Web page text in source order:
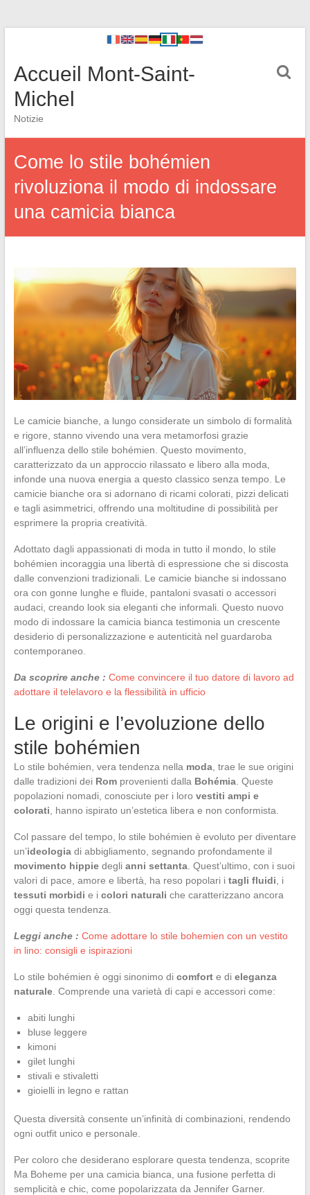
Accueil Mont-Saint-
Michel
Notizie
Come lo stile bohémien
rivoluziona il modo di indossare
una camicia bianca
Le camicie bianche, a lungo considerate un simbolo di formalità
e rigore, stanno vivendo una vera metamorfosi grazie
all’influenza dello stile bohémien. Questo movimento,
caratterizzato da un approccio rilassato e libero alla moda,
infonde una nuova energia a questo classico senza tempo. Le
camicie bianche ora si adornano di ricami colorati, pizzi delicati
e tagli asimmetrici, offrendo una moltitudine di possibilità per
esprimere la propria creatività.
Adottato dagli appassionati di moda in tutto il mondo, lo stile
bohémien incoraggia una libertà di espressione che si discosta
dalle convenzioni tradizionali. Le camicie bianche si indossano
ora con gonne lunghe e fluide, pantaloni svasati o accessori
audaci, creando look sia eleganti che informali. Questo nuovo
modo di indossare la camicia bianca testimonia un crescente
desiderio di personalizzazione e autenticità nel guardaroba
contemporaneo.
Da scoprire anche : Come convincere il tuo datore di lavoro ad
adottare il telelavoro e la flessibilità in ufficio
Le origini e l’evoluzione dello
stile bohémien
Lo stile bohémien, vera tendenza nella moda, trae le sue origini
dalle tradizioni dei Romprovenienti dalla Bohémia. Queste
popolazioni nomadi, conosciute per i loro vestiti ampi e
colorati , hanno ispirato un’estetica libera e non conformista.
Col passare del tempo, lo stile bohémien è evoluto per diventare
un’ideologiadi abbigliamento, segnando profondamente il
movimento hippiedegli anni settanta. Quest’ultimo, con i suoi
valori di pace, amore e libertà, ha reso popolari i tagli fluidi , i
tessuti morbidi e i colori naturali che caratterizzano ancora
oggi questa tendenza.
Leggi anche : Come adottare lo stile bohemien con un vestito
in lino: consigli e ispirazioni
Lo stile bohémien è oggi sinonimo di comforte di eleganza
naturale. Comprende una varietà di capi e accessori come:
abiti lunghi
bluse leggere
kimoni
gilet lunghi
stivali e stivaletti
gioielli in legno e rattan
Questa diversità consente un’infinità di combinazioni, rendendo
ogni outfit unico e personale.
Per coloro che desiderano esplorare questa tendenza, scoprite
Ma Boheme per una camicia bianca, una fusione perfetta di
semplicità e chic, come popolarizzata da Jennifer Garner.